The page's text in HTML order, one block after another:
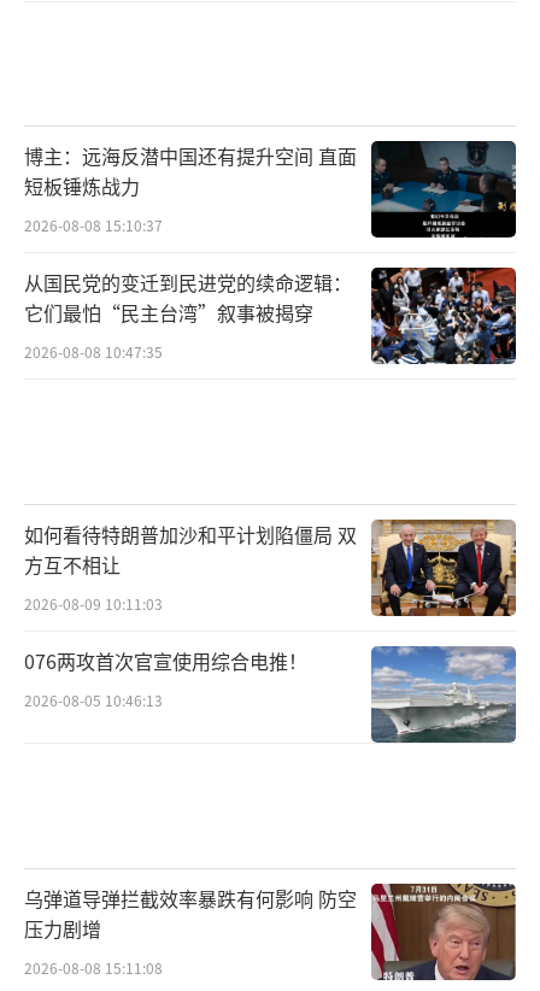
新舰入役，被全球分析视为改变区域力量平衡
的关键因素。
这场风波中，中国的航母行动细节继续发
酵，央视报道的跨舰调度证明协同作战的成
熟。 与此形成反差的是美方航母的频繁维修记
录，如2022年类似事件频频发生。 日本防卫省
方报告证实为印太战略的最大软肋。 而中国35
0艘舰艇的规模，包括先进驱逐舰的增长，被智
库视为量化优势的证据。 日本的政策转向则面
临疑问：通过夸大外部威胁来推动国内防务升
级，会不会加剧区域紧张而非安全？
中方的两句话回应，在国际法层面站稳脚
在今日的太平洋，谁在主导秩序？中国海军的
崛起是和平力量的平衡，还是霸权的转移信
号？
博主：远海反潜中国还有提升空间 直面
短板锤炼战力
2026-08-08 15:10:37
从国民党的变迁到民进党的续命逻辑：
它们最怕“民主台湾”叙事被揭穿
2026-08-08 10:47:35
如何看待特朗普加沙和平计划陷僵局 双
方互不相让
2026-08-09 10:11:03
076两攻首次官宣使用综合电推！
2026-08-05 10:46:13
乌弹道导弹拦截效率暴跌有何影响 防空
压力剧增
2026-08-08 15:11:08